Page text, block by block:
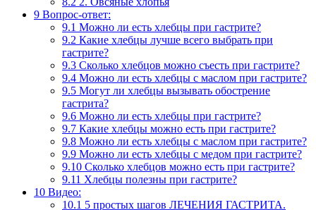
9 Вопрос-ответ:
9.1 Можно ли есть хлебцы при гастрите?
9.2 Какие хлебцы лучше всего выбрать при
гастрите?
9.3 Сколько хлебцов можно съесть при гастрите?
9.4 Можно ли есть хлебцы с маслом при гастрите?
9.5 Могут ли хлебцы вызывать обострение
гастрита?
9.6 Можно ли есть хлебцы при гастрите?
9.7 Какие хлебцы можно есть при гастрите?
9.8 Можно ли есть хлебцы с маслом при гастрите?
9.9 Можно ли есть хлебцы с медом при гастрите?
9.10 Сколько хлебцов можно есть при гастрите?
9.11 Хлебцы полезны при гастрите?
10 Видео:
10.1 5 простых шагов ЛЕЧЕНИЯ ГАСТРИТА.